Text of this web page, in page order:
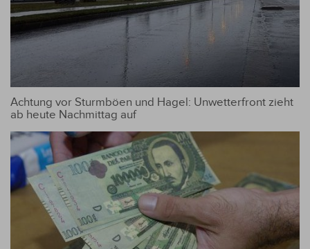
Achtung vor Sturmböen und Hagel: Unwetterfront zieht
ab heute Nachmittag auf